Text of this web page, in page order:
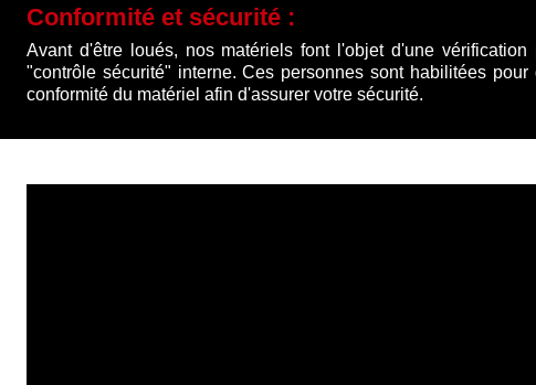
Conformité et sécurité :
Avant d'être loués, nos matériels font l'objet d'une vérification
"contrôle sécurité" interne. Ces personnes sont habilitées pour
conformité du matériel afin d'assurer votre sécurité.